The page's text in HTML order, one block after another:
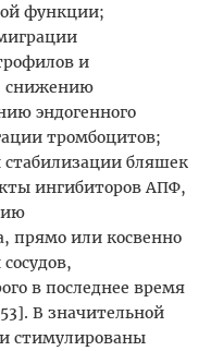
функции;
и
снижению
эндогенного
тромбоцитов;
бляшек
ингибиторов АПФ,
прямо или косвенно
в последнее время
В значительной
стимулированы